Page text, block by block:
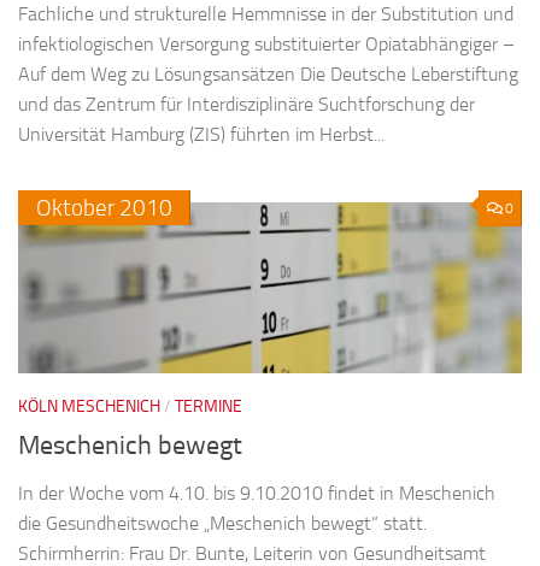
Fachliche und strukturelle Hemmnisse in der Substitution und
infektiologischen Versorgung substituierter Opiatabhängiger –
Auf dem Weg zu Lösungsansätzen Die Deutsche Leberstiftung
und das Zentrum für Interdisziplinäre Suchtforschung der
Universität Hamburg (ZIS) führten im Herbst...
0
Oktober 2010
KÖLN MESCHENICH/ TERMINE
Meschenich bewegt
In der Woche vom 4.10. bis 9.10.2010 findet in Meschenich
die Gesundheitswoche „Meschenich bewegt“ statt.
Schirmherrin: Frau Dr. Bunte, Leiterin von Gesundheitsamt